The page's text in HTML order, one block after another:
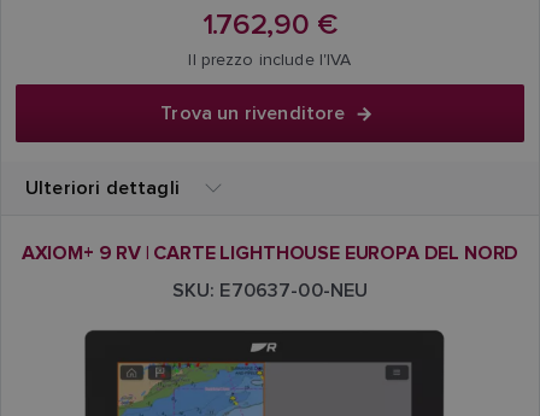
1.762,90 €
Il prezzo include l'IVA
Trova un rivenditore
Ulteriori dettagli
AXIOM+ 9 RV | CARTE LIGHTHOUSE EUROPA DEL NORD
SKU: E70637-00-NEU